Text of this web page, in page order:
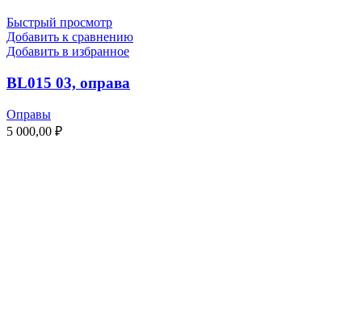
Быстрый просмотр
Добавить к сравнению
Добавить в избранное
BL015 03, оправа
Оправы
5 000,00 ₽